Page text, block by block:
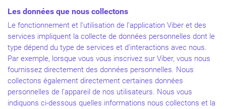
Les données que nous collectons
Le fonctionnement et l’utilisation de l’application Viber et des
services impliquent la collecte de données personnelles dont le
type dépend du type de services et d’interactions avec nous.
Par exemple, lorsque vous vous inscrivez sur Viber, vous nous
fournissez directement des données personnelles. Nous
collectons également directement certaines données
personnelles de l’appareil de nos utilisateurs. Nous vous
indiquons ci-dessous quelles informations nous collectons et la